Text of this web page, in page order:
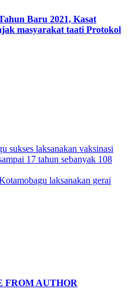
Baru 2021, Kasat
masyarakat taati Protokol
sukses laksanakan vaksinasi
17 tahun sebanyak 108
laksanakan gerai
FROM AUTHOR